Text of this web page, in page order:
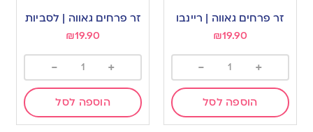
to
זר פרחים גאווה | ריינבו
₪19.90
+
-
הוספה לסל
to
זר פרחים גאווה | לסביות
₪19.90
+
-
הוספה לסל